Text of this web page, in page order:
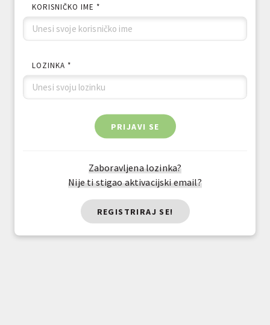
KORISNIČKO IME *
LOZINKA *
PRIJAVI SE
Zaboravljena lozinka?
Nije ti stigao aktivacijski email?
REGISTRIRAJ SE!